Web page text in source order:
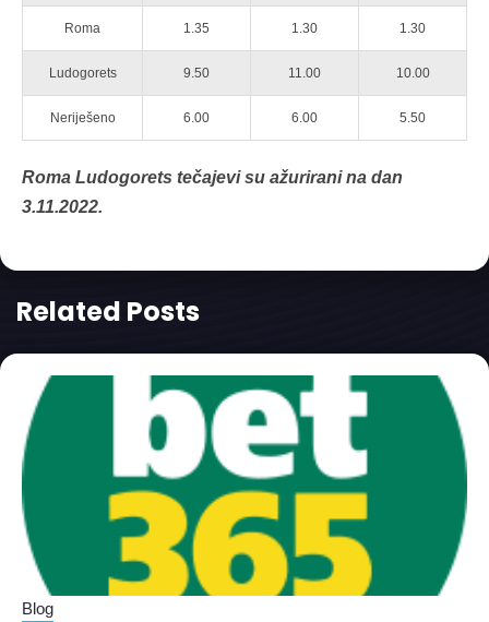
Roma 1.35 1.30 1.30
Ludogorets 9.50 11.00 10.00
Neriješeno 6.00 6.00 5.50
Roma Ludogorets tečajevi su ažurirani na dan
3.11.2022.
Related Posts
Blog